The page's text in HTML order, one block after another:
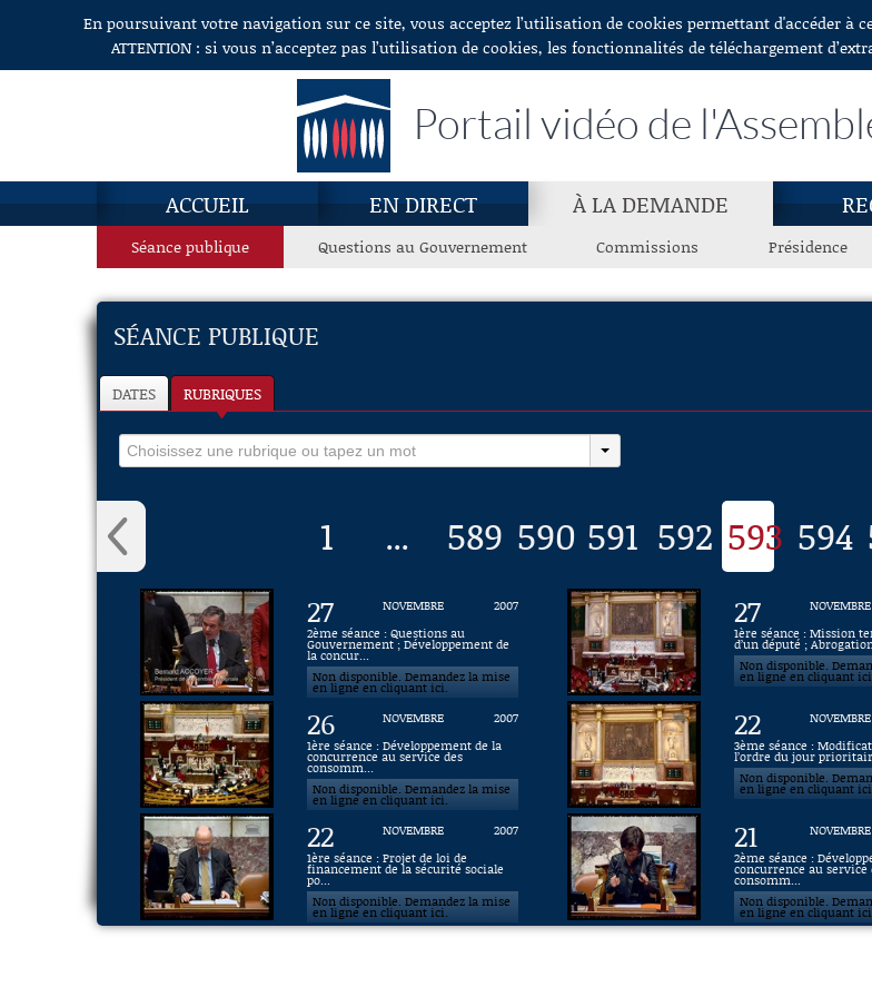
Aller au contenuEn poursuivant votre navigation sur ce site, vous acceptez l’utilisation de cookies permettant d'accéder
ATTENTION : si vous n’acceptez pas l’utilisation de cookies, les fonctionnalités de téléchargement
Portail vidéo de
ACCUEIL EN DIRECT À LA DEMANDE
Séance publique Questions au Gouvernement Commissions Présidence
SÉANCE PUBLIQUE
DATES RUBRIQUES
1 ... 589 590 591 592 593 594
27 NOVEMBRE
2007
2ème séance : Questions au
Gouvernement ; Développement de
la concur...
Non disponible. Demandez la mise
en ligne en cliquant ici.
27 NOVEMBRE
1ère séance : Mission
d’un député ;
Non disponible.
en ligne en cliquant
26 NOVEMBRE
2007
1ère séance : Développement de la
concurrence au service des
consomm...
Non disponible. Demandez la mise
en ligne en cliquant ici.
22 NOVEMBRE
3ème séance :
l’ordre du jour
Non disponible.
en ligne en cliquant
22 NOVEMBRE
2007
1ère séance : Projet de loi de
financement de la sécurité sociale
po...
Non disponible. Demandez la mise
en ligne en cliquant ici.
21 NOVEMBRE
2ème séance :
concurrence au service
consomm...
Non disponible.
en ligne en cliquant